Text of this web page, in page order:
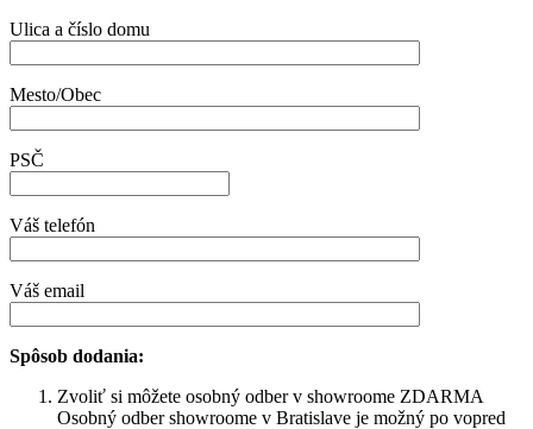
Ulica a číslo domu
Mesto/Obec
PSČ
Váš telefón
Váš email
Spôsob dodania:
Zvoliť si môžete osobný odber v showroome ZDARMA
Osobný odber showroome v Bratislave je možný po vopred